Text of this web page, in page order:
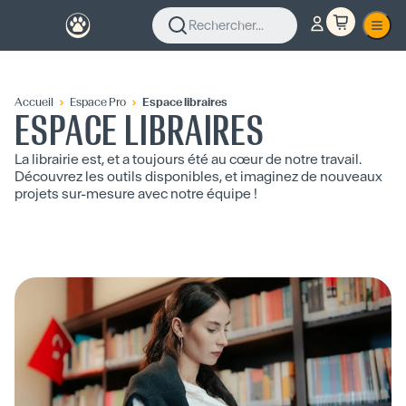
Rechercher...
Accueil Espace Pro Espace libraires
ESPACE LIBRAIRES
La librairie est, et a toujours été au cœur de notre travail.
Découvrez les outils disponibles, et imaginez de nouveaux
projets sur-mesure avec notre équipe !